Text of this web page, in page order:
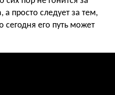
а просто следует за тем,
сегодня его путь может